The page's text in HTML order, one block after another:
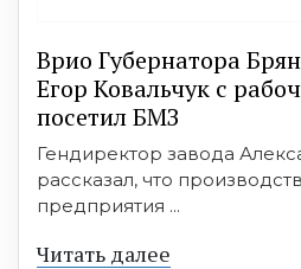
Врио Губернатора
Егор Ковальчук с
посетил БМЗ
Гендиректор завода
рассказал, что
предприятия ...
Читать далее